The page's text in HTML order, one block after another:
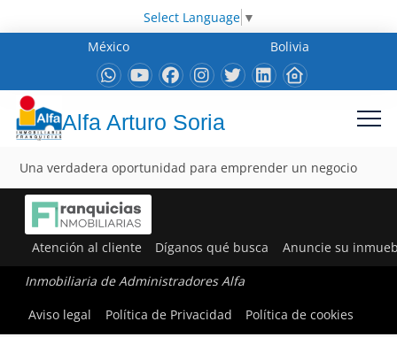
Select Language ▼
México
Bolivia
Alfa Arturo Soria
Una verdadera oportunidad para emprender un negocio
Atención al cliente Díganos qué busca Anuncie su
Inmobiliaria de Administradores Alfa
Aviso legal
Política de Privacidad Política de cookies